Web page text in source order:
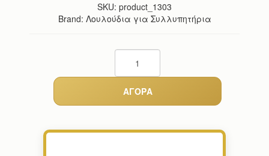
SKU: product_1303
Brand: Λουλούδια για Συλλυπητήρια